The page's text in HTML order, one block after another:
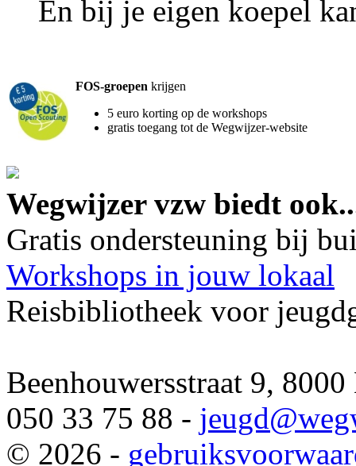
En bij je eigen koepel
FOS-groepen krijgen
5 euro korting op de workshops
gratis toegang tot de Wegwijzer-website
Wegwijzer vzw biedt
Gratis ondersteuning bij
Workshops in jouw lokaal
Reisbibliotheek voor
Beenhouwersstraat 9,
050 33 75 88 - jeugd
© 2026 -